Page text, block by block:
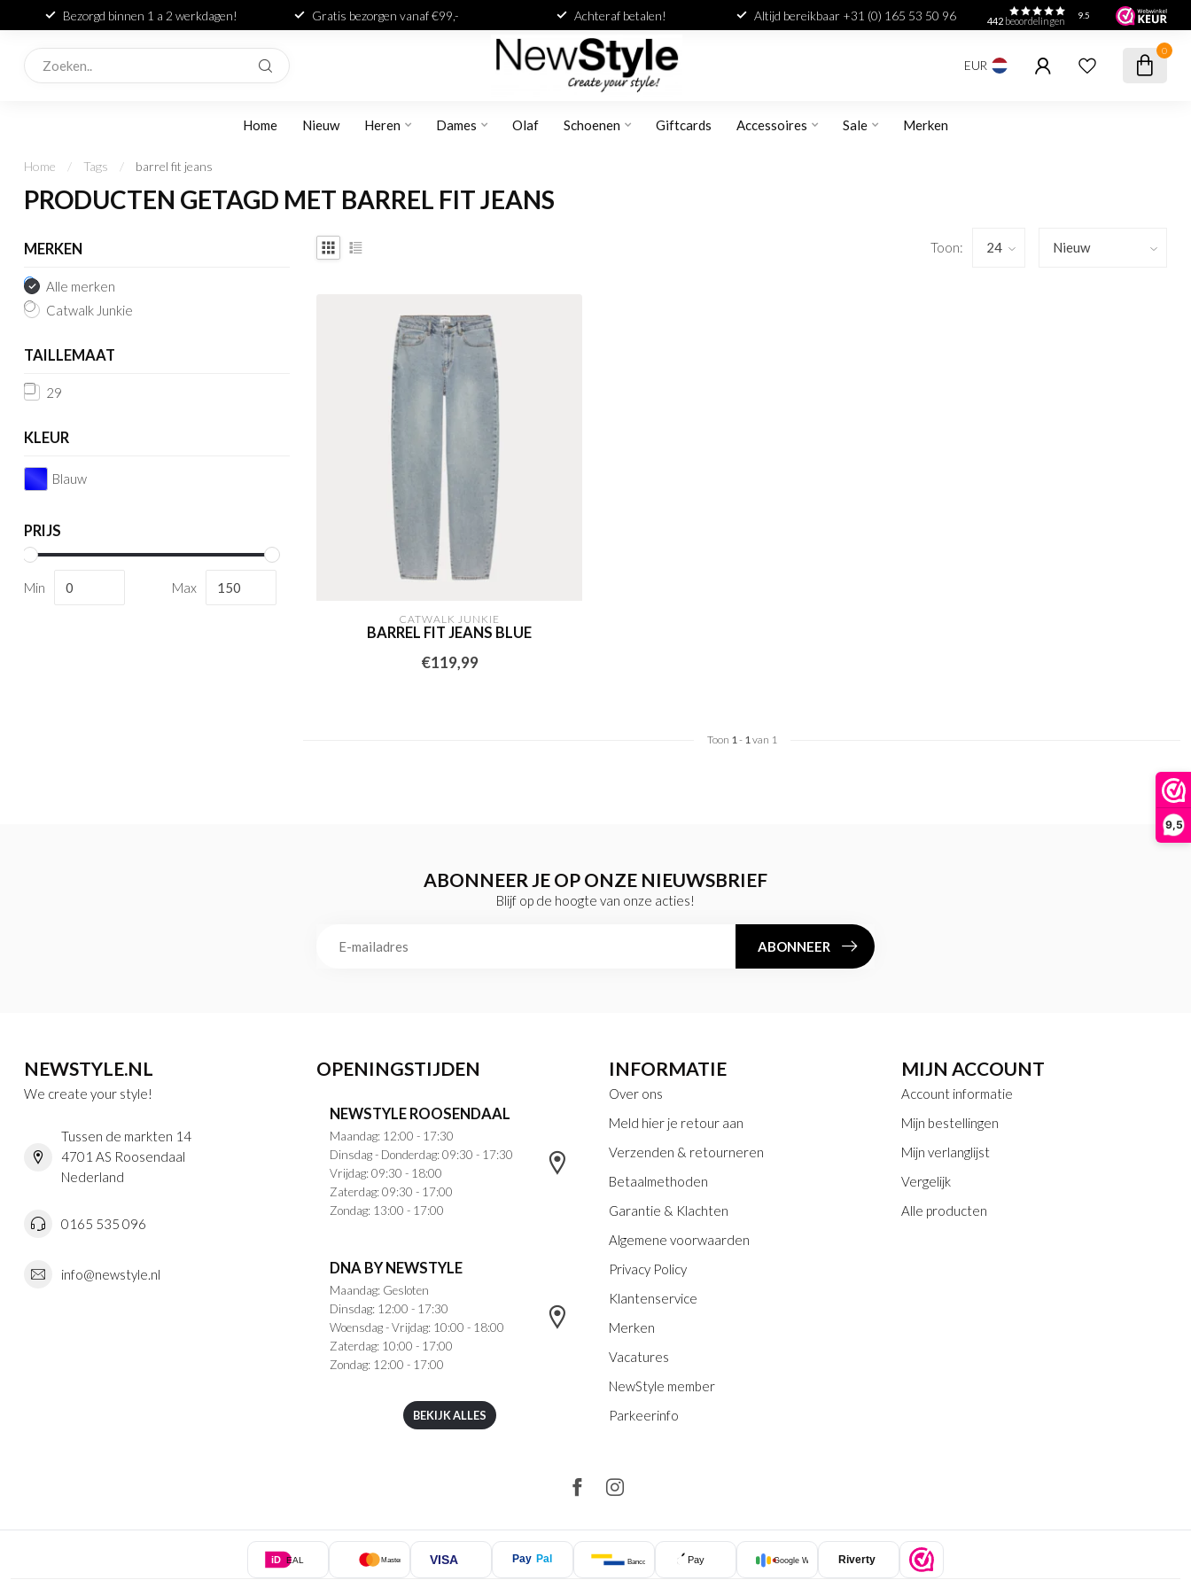
9,5
Bezorgd binnen 1 a 2 werkdagen! Gratis bezorgen vanaf €99,- Achteraf betalen! Altijd bereikbaar +31 (0) 165 53 50 96 442beoordelingen
9.5
EUR
0
Home Nieuw Heren Dames Olaf Schoenen Giftcards Accessoires Sale Merken
Home / Tags / barrel fit jeans
PRODUCTEN GETAGD MET BARREL FIT JEANS
MERKEN
Alle merken
Catwalk Junkie
TAILLEMAAT
29
KLEUR
Blauw
PRIJS
Min Max
Toon:
CATWALK JUNKIE
BARREL FIT JEANS BLUE
€119,99
Toon 1- 1van 1
ABONNEER JE OP ONZE NIEUWSBRIEF
Blijf op de hoogte van onze acties!
ABONNEER
NEWSTYLE.NL
We create your style!
Tussen de markten 14
4701 AS Roosendaal
Nederland
0165 535 096
info@newstyle.nl
OPENINGSTIJDEN
NEWSTYLE ROOSENDAAL
Maandag: 12:00 - 17:30
Dinsdag - Donderdag: 09:30 - 17:30
Vrijdag: 09:30 - 18:00
Zaterdag: 09:30 - 17:00
Zondag: 13:00 - 17:00
DNA BY NEWSTYLE
Maandag: Gesloten
Dinsdag: 12:00 - 17:30
Woensdag - Vrijdag: 10:00 - 18:00
Zaterdag: 10:00 - 17:00
Zondag: 12:00 - 17:00
BEKIJK ALLES
INFORMATIE
Over ons
Meld hier je retour aan
Verzenden & retourneren
Betaalmethoden
Garantie & Klachten
Algemene voorwaarden
Privacy Policy
Klantenservice
Merken
Vacatures
NewStyle member
Parkeerinfo
MIJN ACCOUNT
Account informatie
Mijn bestellingen
Mijn verlanglijst
Vergelijk
Alle producten
iD EAL Mastercard VISA Pay Pal Bancontact Pay Google Wallet Riverty